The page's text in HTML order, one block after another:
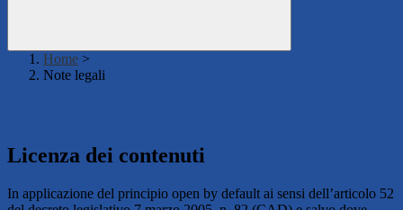
Home >
Note legali
Licenza dei contenuti
In applicazione del principio open by default ai sensi dell’articolo 52